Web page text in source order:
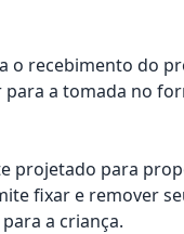
o recebimento do
para a tomada no
projetado para
fixar e remover
a criança.